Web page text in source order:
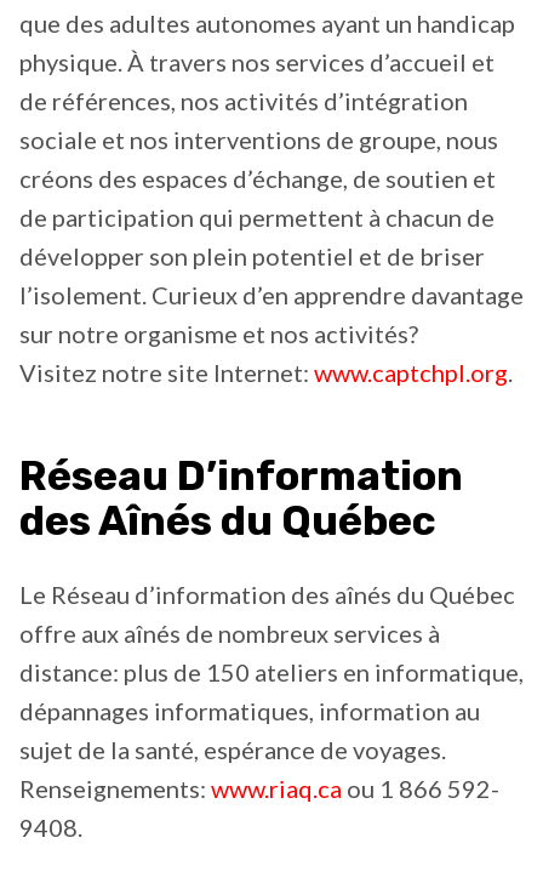
que des adultes autonomes ayant un handicap
physique. À travers nos services d’accueil et
de références, nos activités d’intégration
sociale et nos interventions de groupe, nous
créons des espaces d’échange, de soutien et
de participation qui permettent à chacun de
développer son plein potentiel et de briser
l’isolement. Curieux d’en apprendre davantage
sur notre organisme et nos activités?
Visitez notre site Internet: www.captchpl.org.
Réseau D’information
des Aînés du Québec
Le Réseau d’information des aînés du Québec
offre aux aînés de nombreux services à
distance: plus de 150 ateliers en informatique,
dépannages informatiques, information au
sujet de la santé, espérance de voyages.
Renseignements: www.riaq.ca ou 1 866 592-
9408.